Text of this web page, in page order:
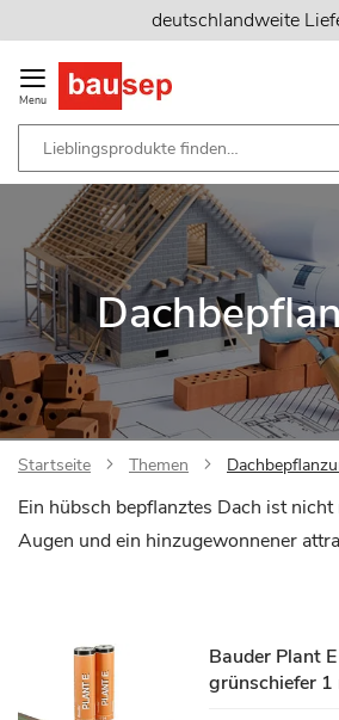
Inhalt
springen
deutschlandweite
Menu
Startseite Themen
Ein hübsch bepflanztes Dach ist
Augen und ein hinzugewonnener
Bauder Plant
grünschiefer 1